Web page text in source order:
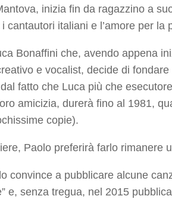
inizia fin da ragazzino a
italiani e l’amore per la
Bonaffini che, avendo appena
e vocalist, decide di
fatto che Luca più che
amicizia, durerà fino al 1981,
copie).
Paolo preferirà farlo rimanere
convince a pubblicare alcune
e, senza tregua, nel 2015 pubblica